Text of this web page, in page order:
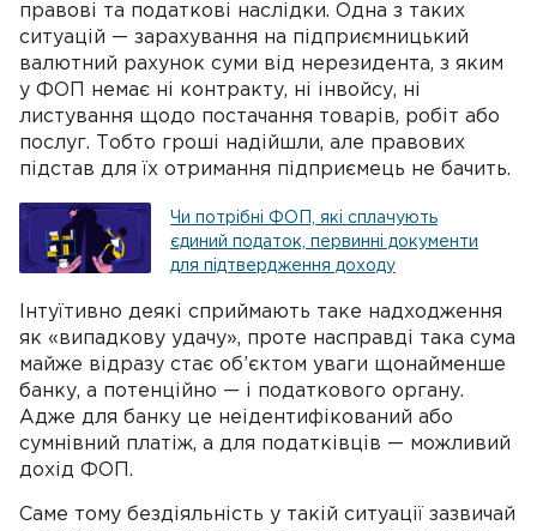
правові та податкові наслідки. Одна з таких
ситуацій — зарахування на підприємницький
валютний рахунок суми від нерезидента, з яким
у ФОП немає ні контракту, ні інвойсу, ні
листування щодо постачання товарів, робіт або
послуг. Тобто гроші надійшли, але правових
підстав для їх отримання підприємець не бачить.
Чи потрібні ФОП, які сплачують
єдиний податок, первинні документи
для підтвердження доходу
Інтуїтивно деякі сприймають таке надходження
як «випадкову удачу», проте насправді така сума
майже відразу стає об’єктом уваги щонайменше
банку, а потенційно — і податкового органу.
Адже для банку це неідентифікований або
сумнівний платіж, а для податківців — можливий
дохід ФОП.
Саме тому бездіяльність у такій ситуації зазвичай